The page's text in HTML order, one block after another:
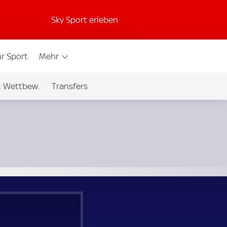
Sky Sport erleben
Sport Mehr
Wettbew. Transfers